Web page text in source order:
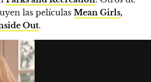
las películas Mean Girls,
Out.